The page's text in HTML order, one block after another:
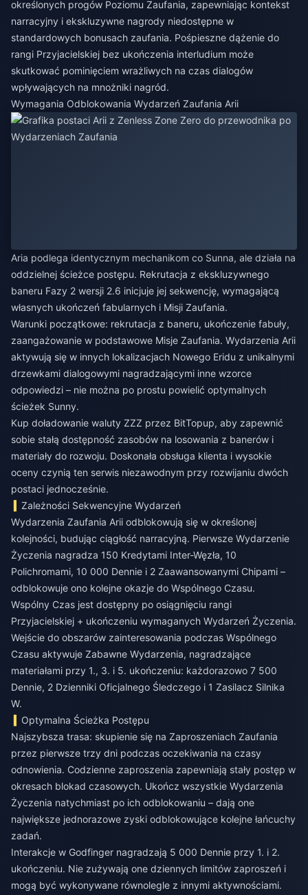
określonych progów Poziomu Zaufania, zapewniając kontekst
narracyjny i ekskluzywne nagrody niedostępne w
standardowych bonusach zaufania. Pośpieszne dążenie do
rangi Przyjacielskiej bez ukończenia interludium może
skutkować pominięciem wrażliwych na czas dialogów
wpływających na mnożniki nagród.
Wymagania Odblokowania Wydarzeń Zaufania Arii
Aria podlega identycznym mechanikom co Sunna, ale działa na
oddzielnej ścieżce postępu. Rekrutacja z ekskluzywnego
baneru Fazy 2 wersji 2.6 inicjuje jej sekwencję, wymagającą
własnych ukończeń fabularnych i Misji Zaufania.
Warunki początkowe: rekrutacja z baneru, ukończenie fabuły,
zaangażowanie w podstawowe Misje Zaufania. Wydarzenia Arii
aktywują się w innych lokalizacjach Nowego Eridu z unikalnymi
drzewkami dialogowymi nagradzającymi inne wzorce
odpowiedzi – nie można po prostu powielić optymalnych
ścieżek Sunny.
Kup doładowanie waluty ZZZ przez BitTopup, aby zapewnić
sobie stałą dostępność zasobów na losowania z banerów i
materiały do rozwoju. Doskonała obsługa klienta i wysokie
oceny czynią ten serwis niezawodnym przy rozwijaniu dwóch
postaci jednocześnie.
Zależności Sekwencyjne Wydarzeń
Wydarzenia Zaufania Arii odblokowują się w określonej
kolejności, budując ciągłość narracyjną. Pierwsze Wydarzenie
Życzenia nagradza 150 Kredytami Inter-Węzła, 10
Polichromami, 10 000 Dennie i 2 Zaawansowanymi Chipami –
odblokowuje ono kolejne okazje do Wspólnego Czasu.
Wspólny Czas jest dostępny po osiągnięciu rangi
Przyjacielskiej + ukończeniu wymaganych Wydarzeń Życzenia.
Wejście do obszarów zainteresowania podczas Wspólnego
Czasu aktywuje Zabawne Wydarzenia, nagradzające
materiałami przy 1., 3. i 5. ukończeniu: każdorazowo 7 500
Dennie, 2 Dzienniki Oficjalnego Śledczego i 1 Zasilacz Silnika
W.
Optymalna Ścieżka Postępu
Najszybsza trasa: skupienie się na Zaproszeniach Zaufania
przez pierwsze trzy dni podczas oczekiwania na czasy
odnowienia. Codzienne zaproszenia zapewniają stały postęp w
okresach blokad czasowych. Ukończ wszystkie Wydarzenia
Życzenia natychmiast po ich odblokowaniu – dają one
największe jednorazowe zyski odblokowujące kolejne łańcuchy
zadań.
Interakcje w Godfinger nagradzają 5 000 Dennie przy 1. i 2.
ukończeniu. Nie zużywają one dziennych limitów zaproszeń i
mogą być wykonywane równolegle z innymi aktywnościami.